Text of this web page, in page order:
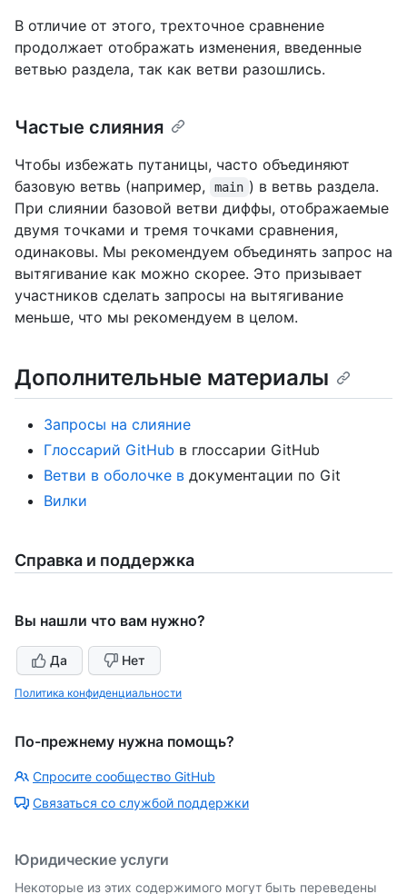
В отличие от этого, трехточное сравнение
продолжает отображать изменения, введенные
ветвью раздела, так как ветви разошлись.
Частые слияния
Чтобы избежать путаницы, часто объединяют
базовую ветвь (например,
main ) в ветвь раздела.
При слиянии базовой ветви диффы, отображаемые
двумя точками и тремя точками сравнения,
одинаковы. Мы рекомендуем объединять запрос на
вытягивание как можно скорее. Это призывает
участников сделать запросы на вытягивание
меньше, что мы рекомендуем в целом.
Дополнительные материалы
Запросы на слияние
Глоссарий GitHub в глоссарии GitHub
Ветви в оболочке в документации по Git
Вилки
Справка и поддержка
Вы нашли что вам нужно?
Да Нет
Политика конфиденциальности
По-прежнему нужна помощь?
Спросите сообщество GitHub
Связаться со службой поддержки
Юридические услуги
Некоторые из этих содержимого могут быть переведены